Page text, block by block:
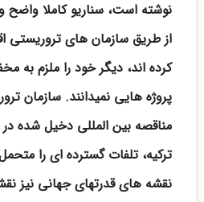
نوشته است، سناریو کاملا
از طریق سازمان های تروریستی
کرده اند، دیگر خود را ملزم به
پروژه هایی نمیدانند.
مناقصه بین المللی دخیل شده در
ترکیه، تلفات گسترده ای را
نقشه های قدرتهای جهانی نیز